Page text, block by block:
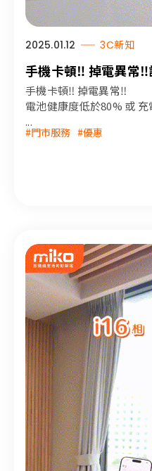
2025.01.12 3C新知
手機卡頓‼️ 掉電異常
手機卡頓‼️ 掉電異常‼️
電池健康度低於80% 或
...
#門市服務 #優惠